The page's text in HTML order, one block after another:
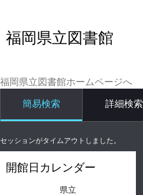
福岡県立図書館
福岡県立図書館ホームページへ
簡易検索 詳細検索
セッションがタイムアウトしました。
開館日カレンダー
県立